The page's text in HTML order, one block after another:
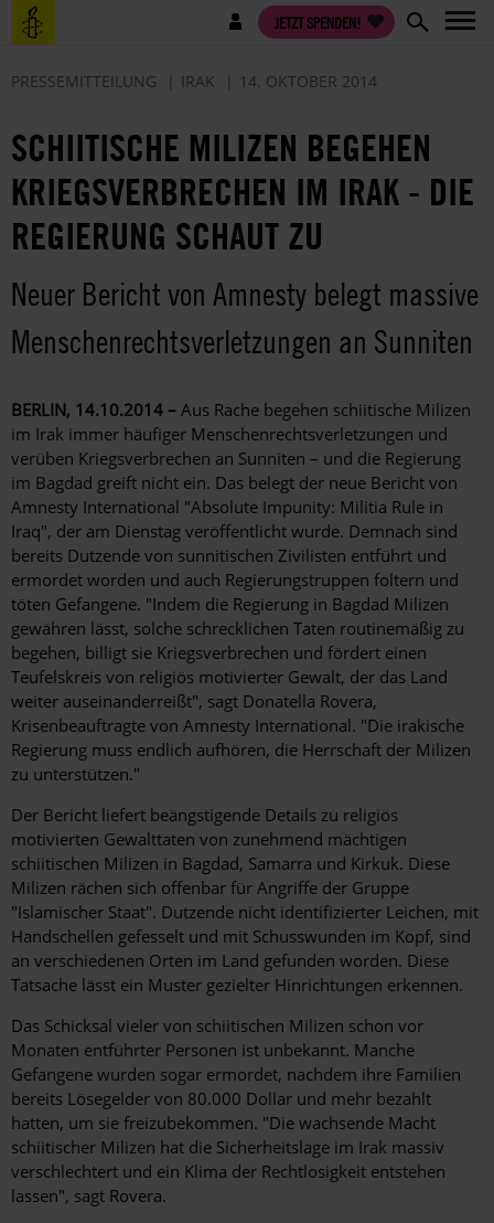
Direkt
zum
Benutzermenü JETZT SPENDEN!
PRESSEMITTEILUNG IRAK 14. OKTOBER 2014
SCHIITISCHE MILIZEN BEGEHEN
KRIEGSVERBRECHEN IM IRAK - DIE
REGIERUNG SCHAUT ZU
Neuer Bericht von Amnesty belegt massive
Menschenrechtsverletzungen an Sunniten
BERLIN, 14.10.2014 – Aus Rache begehen schiitische Milizen
im Irak immer häufiger Menschenrechtsverletzungen und
verüben Kriegsverbrechen an Sunniten – und die Regierung
im Bagdad greift nicht ein. Das belegt der neue Bericht von
Amnesty International "Absolute Impunity: Militia Rule in
Iraq", der am Dienstag veröffentlicht wurde. Demnach sind
bereits Dutzende von sunnitischen Zivilisten entführt und
ermordet worden und auch Regierungstruppen foltern und
töten Gefangene. "Indem die Regierung in Bagdad Milizen
gewähren lässt, solche schrecklichen Taten routinemäßig zu
begehen, billigt sie Kriegsverbrechen und fördert einen
Teufelskreis von religiös motivierter Gewalt, der das Land
weiter auseinanderreißt", sagt Donatella Rovera,
Krisenbeauftragte von Amnesty International. "Die irakische
Regierung muss endlich aufhören, die Herrschaft der Milizen
zu unterstützen."
Der Bericht liefert beängstigende Details zu religiös
motivierten Gewalttaten von zunehmend mächtigen
schiitischen Milizen in Bagdad, Samarra und Kirkuk. Diese
Milizen rächen sich offenbar für Angriffe der Gruppe
"Islamischer Staat". Dutzende nicht identifizierter Leichen, mit
Handschellen gefesselt und mit Schusswunden im Kopf, sind
an verschiedenen Orten im Land gefunden worden. Diese
Tatsache lässt ein Muster gezielter Hinrichtungen erkennen.
Das Schicksal vieler von schiitischen Milizen schon vor
Monaten entführter Personen ist unbekannt. Manche
Gefangene wurden sogar ermordet, nachdem ihre Familien
bereits Lösegelder von 80.000 Dollar und mehr bezahlt
hatten, um sie freizubekommen. "Die wachsende Macht
schiitischer Milizen hat die Sicherheitslage im Irak massiv
verschlechtert und ein Klima der Rechtlosigkeit entstehen
lassen", sagt Rovera.